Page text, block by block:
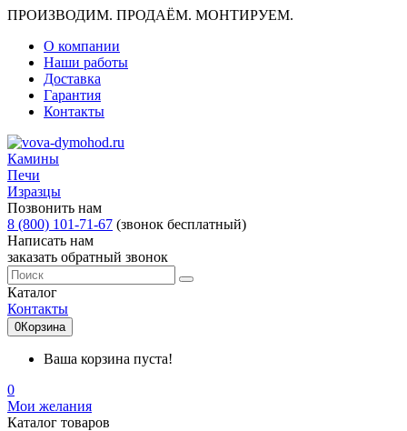
ПРОИЗВОДИМ. ПРОДАЁМ. МОНТИРУЕМ.
О компании
Наши работы
Доставка
Гарантия
Контакты
Камины
Печи
Изразцы
Позвонить нам
8 (800) 101-71-67 (звонок бесплатный)
Написать нам
заказать обратный звонок
Каталог
Контакты
0Корзина
Ваша корзина пуста!
0
Мои желания
Каталог товаров